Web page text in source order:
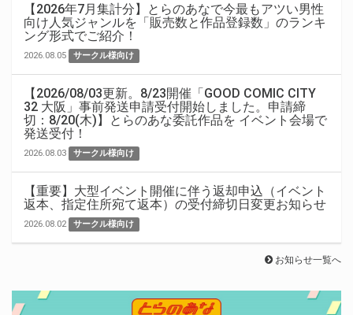
【2026年7月集計分】とらのあなで今最もアツい男性
向け人気ジャンルを「販売数と作品登録数」のランキ
ング形式でご紹介！
2026.08.05 サークル様向け
【2026/08/03更新。8/23開催「GOOD COMIC CITY
32 大阪」事前発送申請受付開始しました。申請締
切：8/20(木)】とらのあな委託作品を イベント会場で
発送受付！
2026.08.03 サークル様向け
【重要】大型イベント開催に伴う返却申込（イベント
返本、指定住所宛て返本）の受付締切日変更お知らせ
2026.08.02 サークル様向け
お知らせ一覧へ